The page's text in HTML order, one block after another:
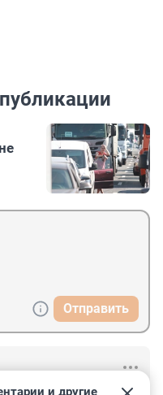
Отправить
и другие